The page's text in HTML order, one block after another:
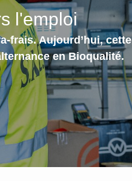
l'emploi
frais. Aujourd’hui, cette
en Bioqualité.